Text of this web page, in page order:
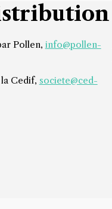
Pollen, info@pollen-
Cedif, societe@ced-